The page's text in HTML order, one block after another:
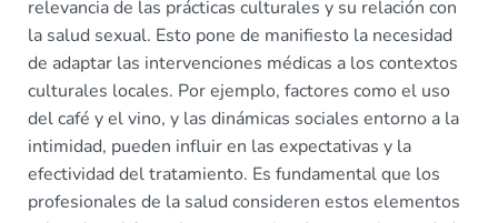
relevancia de las prácticas culturales y su relación con
la salud sexual. Esto pone de manifiesto la necesidad
de adaptar las intervenciones médicas a los contextos
culturales locales. Por ejemplo, factores como el uso
del café y el vino, y las dinámicas sociales entorno a la
intimidad, pueden influir en las expectativas y la
efectividad del tratamiento. Es fundamental que los
profesionales de la salud consideren estos elementos